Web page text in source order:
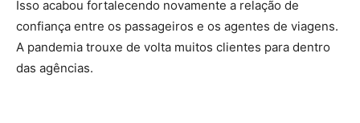
Isso acabou fortalecendo novamente a relação de
confiança entre os passageiros e os agentes de viagens.
A pandemia trouxe de volta muitos clientes para dentro
das agências.